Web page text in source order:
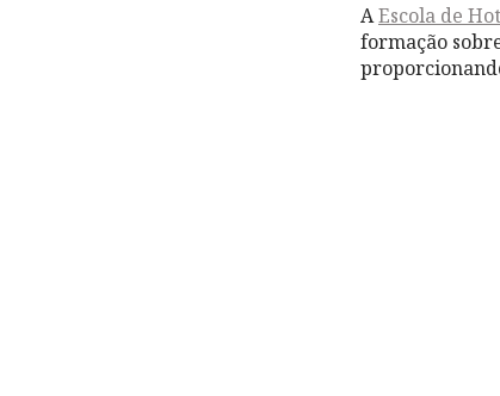
AEscola de
formação